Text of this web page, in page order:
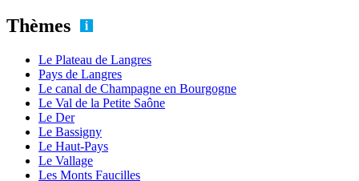
Thèmes
Le Plateau de Langres
Pays de Langres
Le canal de Champagne en Bourgogne
Le Val de la Petite Saône
Le Der
Le Bassigny
Le Haut-Pays
Le Vallage
Les Monts Faucilles